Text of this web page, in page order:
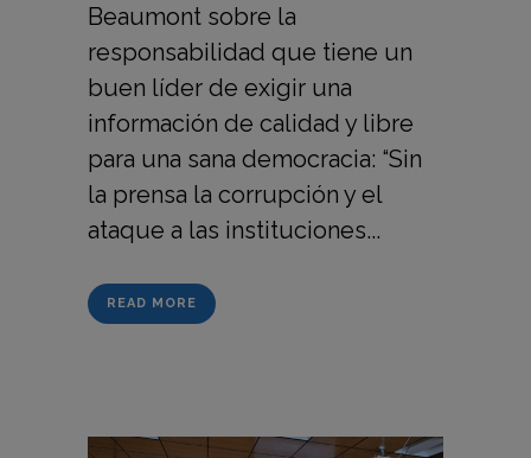
Beaumont sobre la
responsabilidad que tiene un
buen líder de exigir una
información de calidad y libre
para una sana democracia: “Sin
la prensa la corrupción y el
ataque a las instituciones...
READ MORE